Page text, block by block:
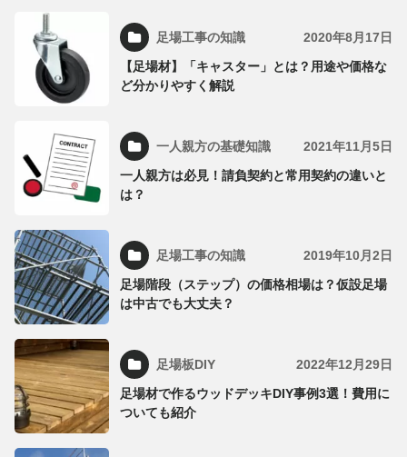
足場工事の知識 2020年8月17日
【足場材】「キャスター」とは？用途や価格な
ど分かりやすく解説
一人親方の基礎知識 2021年11月5日
一人親方は必見！請負契約と常用契約の違いと
は？
足場工事の知識 2019年10月2日
足場階段（ステップ）の価格相場は？仮設足場
は中古でも大丈夫？
足場板DIY 2022年12月29日
足場材で作るウッドデッキDIY事例3選！費用に
ついても紹介